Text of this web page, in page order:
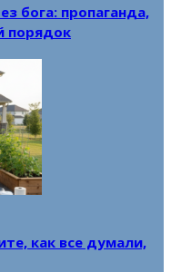
бога: пропаганда,
порядок
как все думали,